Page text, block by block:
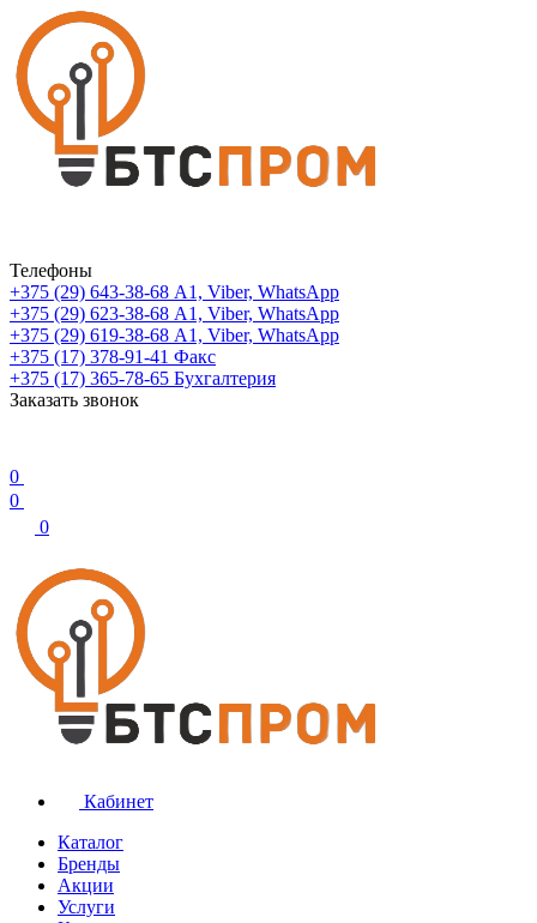
Телефоны
+375 (29) 643-38-68 А1, Viber, WhatsApp
+375 (29) 623-38-68 А1, Viber, WhatsApp
+375 (29) 619-38-68 А1, Viber, WhatsApp
+375 (17) 378-91-41 Факс
+375 (17) 365-78-65 Бухгалтерия
Заказать звонок
0
0
0
Кабинет
Каталог
Бренды
Акции
Услуги